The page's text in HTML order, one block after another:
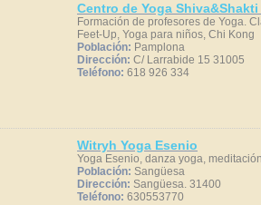
Centro de Yoga Shiva&Shakti
Formación de profesores de Yoga.
Feet-Up, Yoga para niños, Chi Kong
Población: Pamplona
Dirección: C/ Larrabide 15 31005
Teléfono: 618 926 334
Witryh Yoga Esenio
Yoga Esenio, danza yoga,
Población: Sangüesa
Dirección: Sangüesa. 31400
Teléfono: 630553770